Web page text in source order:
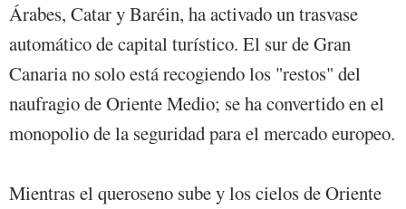
Árabes, Catar y Baréin, ha activado un trasvase
automático de capital turístico. El sur de Gran
Canaria no solo está recogiendo los "restos" del
naufragio de Oriente Medio; se ha convertido en el
monopolio de la seguridad para el mercado europeo.
Mientras el queroseno sube y los cielos de Oriente